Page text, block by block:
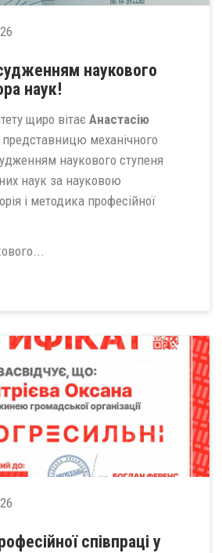
наукового
наук!
щиро вітає Анастасію
представницю механічного
наукового ступеня
наук за науковою
і методика професійної
співпраці у